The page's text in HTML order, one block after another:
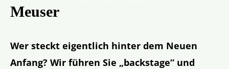
Meuser
Wer steckt eigentlich hinter dem Neuen
Anfang? Wir führen Sie „backstage“ und